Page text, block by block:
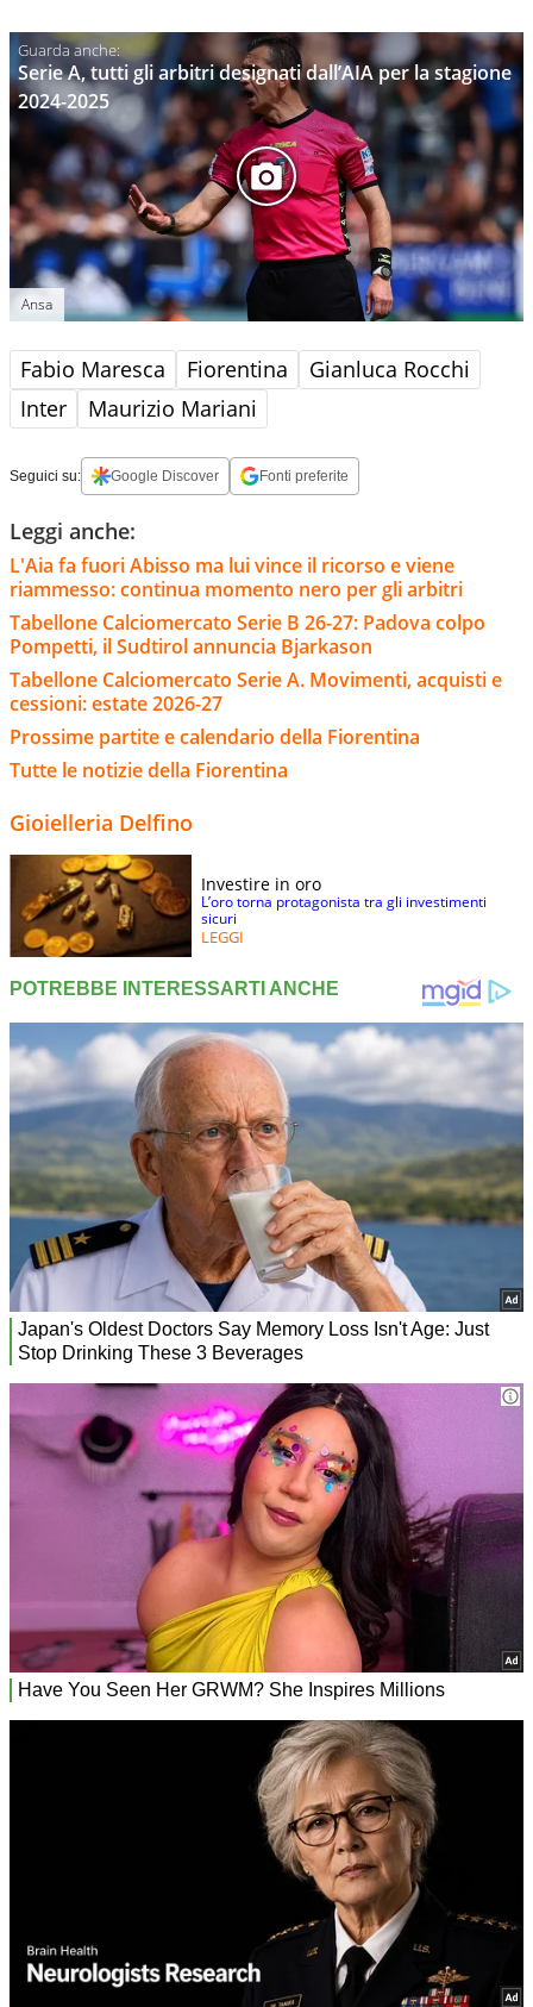
Serie A, tutti gli arbitri designati dall’AIA per la stagione
2024-2025
Ansa
Fabio Maresca Fiorentina
Gianluca Rocchi
Inter
Maurizio Mariani
Seguici su: Google Discover Fonti preferite
Leggi anche:
L'Aia fa fuori Abisso ma lui vince il ricorso e viene
riammesso: continua momento nero per gli arbitri
Tabellone Calciomercato Serie B 26-27: Padova colpo
Pompetti, il Sudtirol annuncia Bjarkason
Tabellone Calciomercato Serie A. Movimenti, acquisti e
cessioni: estate 2026-27
Prossime partite e calendario della Fiorentina
Tutte le notizie della Fiorentina
Gioielleria Delfino
Investire in oro
L’oro torna protagonista tra gli investimenti
sicuri
LEGGI